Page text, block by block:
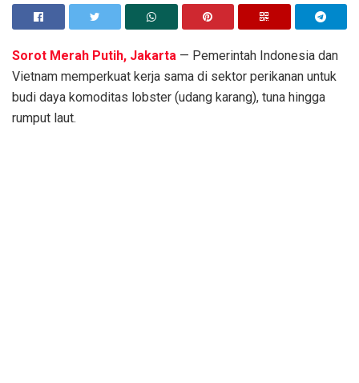
Sorot Merah Putih, Jakarta — Pemerintah Indonesia dan
Vietnam memperkuat kerja sama di sektor perikanan untuk
budi daya komoditas lobster (udang karang), tuna hingga
rumput laut.